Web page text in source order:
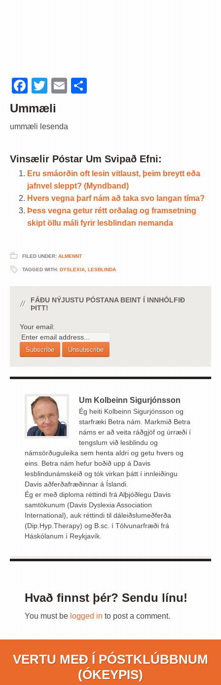
Facebook
TwitterEmail
Ummæli
ummæli lesenda
Vinsælir Póstar Um Svipað Efni:
Eru smáorðin oft lesin vitlaust, þeim breytt eða
jafnvel sleppt? (Myndband)
Hvers vegna þarf nám að taka svo langan tíma?
Þess vegna getur rétt orðalag og framsetning
skipt öllu máli fyrir lesblindan nemanda
FILED UNDER: ALMENNT
TAGGED WITH: DYSLEXIA LESBLINDA
FÁÐU NÝJUSTU PÓSTANA BEINT Í INNHÓLFIÐ
ÞITT!
Your email:
Um Kolbeinn Sigurjónsson
Ég heiti Kolbeinn Sigurjónsson og
starfræki Betra nám. Markmið Betra
náms er að veita ráðgjöf og úrræði í
tengslum við lesblindu og
námsörðuguleika sem henta aldri og getu hvers og
eins. Betra nám hefur boðið upp á Davis
lesblindunámskeið og tók virkan þátt í innleiðingu
Davis aðferðafræðinnar á Íslandi.
Ég er með diploma réttindi frá Alþjóðlegu Davis
samtökunum (Davis Dyslexia Association
International), auk réttindi til dáleiðslumeðferða
(Dip.Hyp.Therapy) og B.sc. í Tölvunarfræði frá
Háskólanum í Reykjavík.
Hvað finnst þér? Sendu línu!
You must be logged in to post a comment.
VERTU MEÐ Í PÓSTKLÚBBNUM
(ÓKEYPIS)